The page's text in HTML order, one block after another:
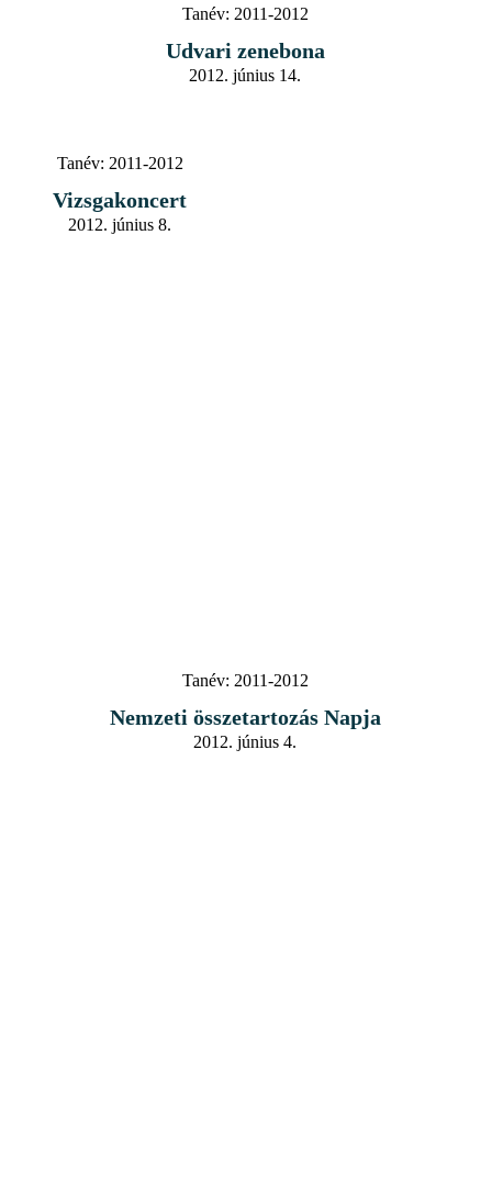
Tanév: 2011-2012
Udvari zenebona
2012. június 14.
Tanév: 2011-2012
Vizsgakoncert
2012. június 8.
Tanév: 2011-2012
Nemzeti összetartozás Napja
2012. június 4.